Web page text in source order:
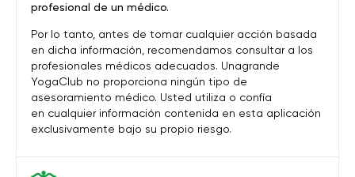
profesional de un médico.
Por lo tanto, antes de tomar cualquier acción basada
en dicha información, recomendamos consultar a los
profesionales médicos adecuados. Unagrande
YogaClub no proporciona ningún tipo de
asesoramiento médico. Usted utiliza o confía
en cualquier información contenida en esta aplicación
exclusivamente bajo su propio riesgo.